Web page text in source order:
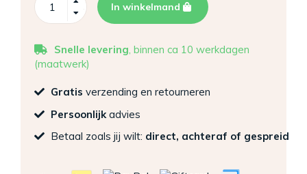
In winkelmand
Snelle levering, binnen ca 10 werkdagen
(maatwerk)
Gratis verzending en retourneren
Persoonlijk advies
Betaal zoals jij wilt: direct, achteraf of gespreid